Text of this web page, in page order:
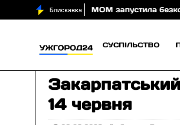
безкоштовну онлайн-гру, яка навчає
СУСПІЛЬСТВО
14 червня